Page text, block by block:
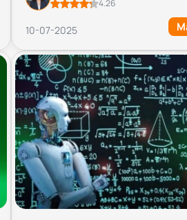
4.26
10-07-2025